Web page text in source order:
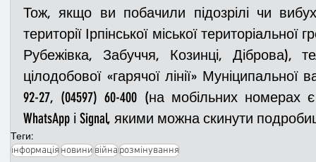
Тож, якщо ви побачили підозрілі чи
території Ірпінської міської територіальної
Рубежівка, Забуччя, Козинці, Діброва),
цілодобової «гарячої лінії» Муніципальної
92-27, (04597) 60-400 (на мобільних номерах
WhatsApp і Signal, якими можна скинути
Теги:
інформаціяновинивійнарозмінування